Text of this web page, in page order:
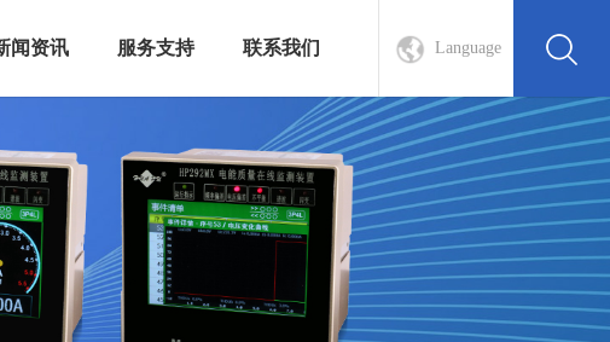
闻资讯 服务支持 联系我们 Language